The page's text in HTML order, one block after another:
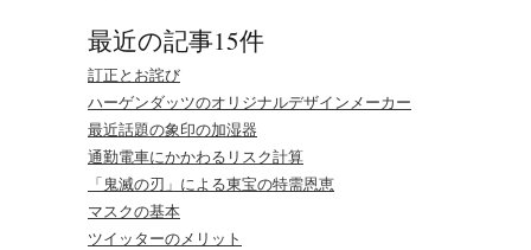
最近の記事15件
訂正とお詫び
ハーゲンダッツのオリジナルデザインメーカー
最近話題の象印の加湿器
通勤電車にかかわるリスク計算
「鬼滅の刃」による東宝の特需恩恵
マスクの基本
ツイッターのメリット